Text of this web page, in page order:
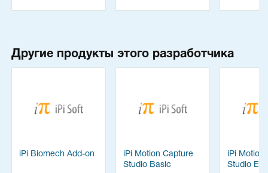
Другие продукты этого разработчика
iPi Biomech Add-on
iPi Motion Capture
Studio Basic
iPi Motion
Studio